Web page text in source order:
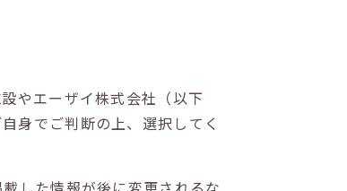
やエーザイ株式会社（以下
身でご判断の上、選択してく